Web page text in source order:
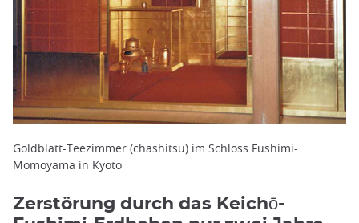
Goldblatt-Teezimmer (chashitsu) im Schloss Fushimi-
Momoyama in Kyoto
Zerstörung durch das Keichō-